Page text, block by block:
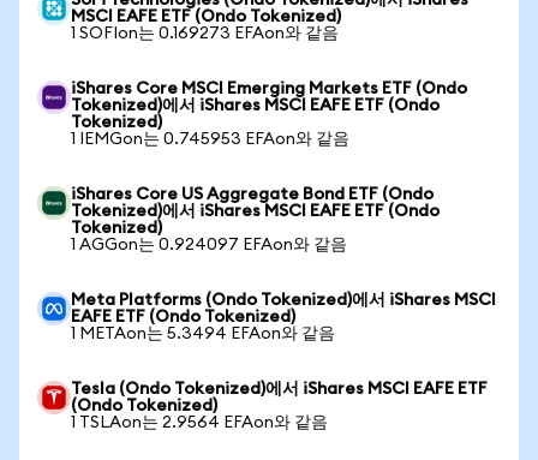
MSCI EAFE ETF (Ondo Tokenized)
1 SOFIon는 0.169273 EFAon와 같음
iShares Core MSCI Emerging Markets ETF (Ondo
Tokenized)에서 iShares MSCI EAFE ETF (Ondo
Tokenized)
1 IEMGon는 0.745953 EFAon와 같음
iShares Core US Aggregate Bond ETF (Ondo
Tokenized)에서 iShares MSCI EAFE ETF (Ondo
Tokenized)
1 AGGon는 0.924097 EFAon와 같음
Meta Platforms (Ondo Tokenized)에서 iShares MSCI
EAFE ETF (Ondo Tokenized)
1 METAon는 5.3494 EFAon와 같음
Tesla (Ondo Tokenized)에서 iShares MSCI EAFE ETF
(Ondo Tokenized)
1 TSLAon는 2.9564 EFAon와 같음